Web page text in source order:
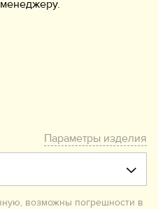
Параметры изделия
возможны погрешности в